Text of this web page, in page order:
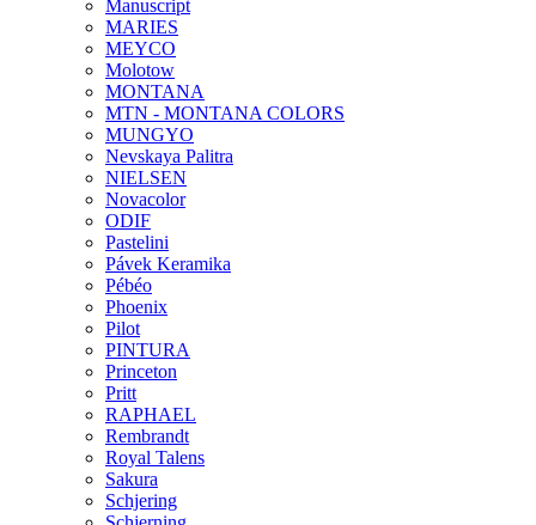
Manuscript
MARIES
MEYCO
Molotow
MONTANA
MTN - MONTANA COLORS
MUNGYO
Nevskaya Palitra
NIELSEN
Novacolor
ODIF
Pastelini
Pávek Keramika
Pébéo
Phoenix
Pilot
PINTURA
Princeton
Pritt
RAPHAEL
Rembrandt
Royal Talens
Sakura
Schjering